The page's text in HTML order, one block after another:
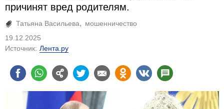
причинят вред родителям.
Татьяна Васильева
мошенничество
19.12.2025
Источник: Лента.ру